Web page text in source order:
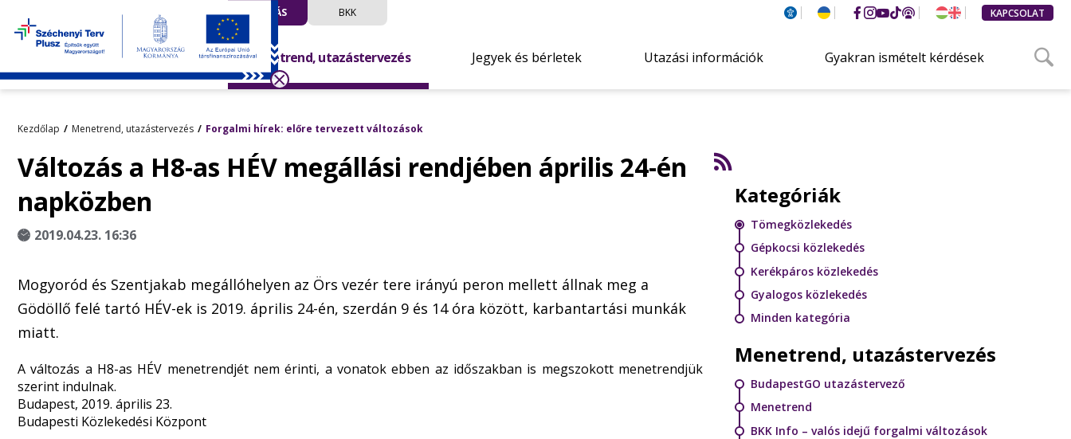
UTAZÁS BKK KAPCSOLAT
Menetrend, utazástervezés Jegyek és bérletek Utazási információk Gyakran ismételt kérdések
Kezdőlap Menetrend, utazástervezés Forgalmi hírek: előre tervezett változások
Változás a H8-as HÉV megállási rendjében április 24-én
napközben
2019.04.23. 16:36
Mogyoród és Szentjakab megállóhelyen az Örs vezér tere irányú peron mellett állnak meg a
Gödöllő felé tartó HÉV-ek is 2019. április 24-én, szerdán 9 és 14 óra között, karbantartási munkák
miatt.
A változás a H8-as HÉV menetrendjét nem érinti, a vonatok ebben az időszakban is megszokott menetrendjük
szerint indulnak.
Budapest, 2019. április 23.
Budapesti Közlekedési Központ
Kategóriák
Tömegközlekedés
Gépkocsi közlekedés
Kerékpáros közlekedés
Gyalogos közlekedés
Minden kategória
Menetrend, utazástervezés
BudapestGO utazástervező
Menetrend
BKK Info – valós idejű forgalmi változások